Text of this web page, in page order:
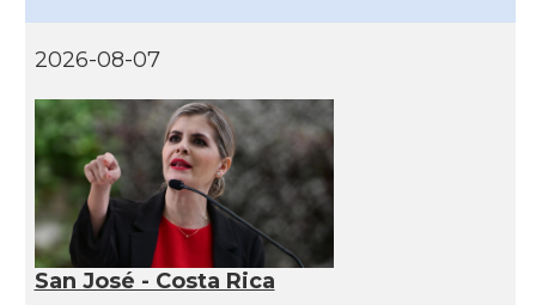
2026-08-07
San José - Costa Rica